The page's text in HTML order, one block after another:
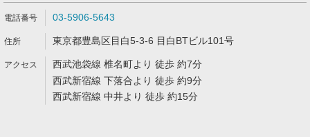
03-5906-5643
東京都豊島区目白5-3-6 目白BTビル101号
西武池袋線 椎名町より 徒歩 約7分
西武新宿線 下落合より 徒歩 約9分
西武新宿線 中井より 徒歩 約15分